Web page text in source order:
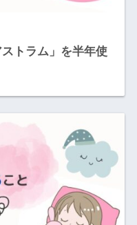
トラム」を半年使